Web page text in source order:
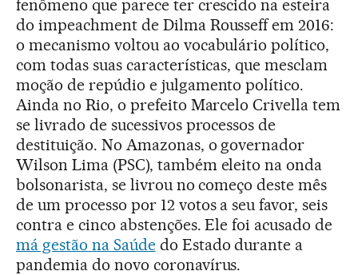
fenômeno que parece ter crescido na esteira
do impeachment de Dilma Rousseff em 2016:
o mecanismo voltou ao vocabulário político,
com todas suas características, que mesclam
moção de repúdio e julgamento político.
Ainda no Rio, o prefeito Marcelo Crivella tem
se livrado de sucessivos processos de
destituição. No Amazonas, o governador
Wilson Lima (PSC), também eleito na onda
bolsonarista, se livrou no começo deste mês
de um processo por 12 votos a seu favor, seis
contra e cinco abstenções. Ele foi acusado de
má gestão na Saúdedo Estado durante a
pandemia do novo coronavírus.